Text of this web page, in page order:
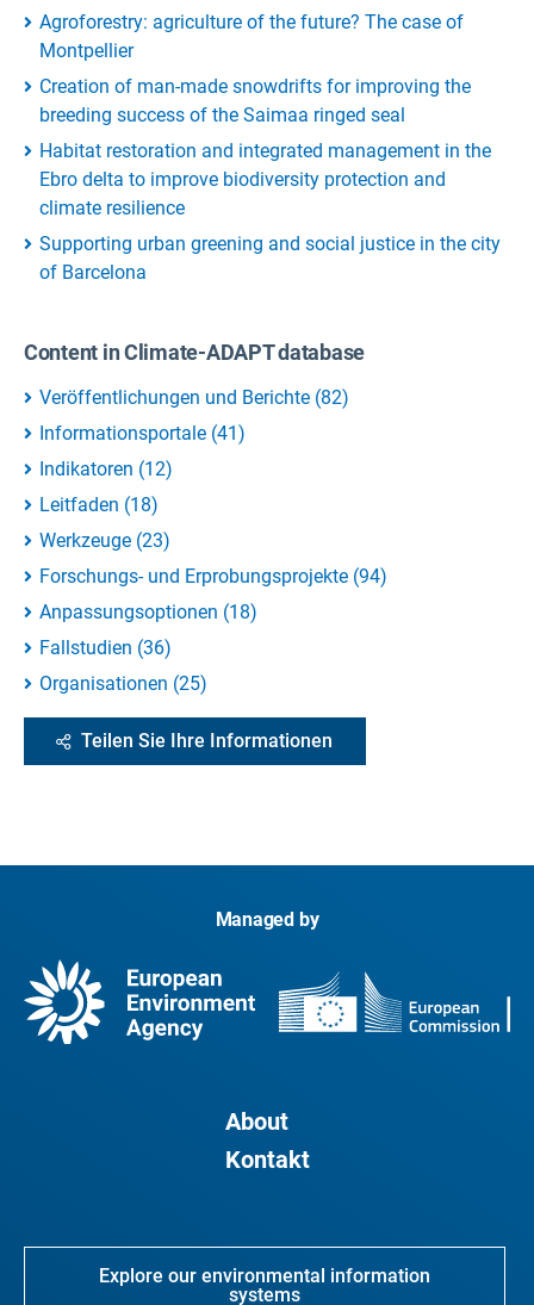
Agroforestry: agriculture of the future? The case of
Montpellier
Creation of man-made snowdrifts for improving the
breeding success of the Saimaa ringed seal
Habitat restoration and integrated management in the
Ebro delta to improve biodiversity protection and
climate resilience
Supporting urban greening and social justice in the city
of Barcelona
Content in Climate-ADAPT database
Veröffentlichungen und Berichte (82)
Informationsportale (41)
Indikatoren (12)
Leitfaden (18)
Werkzeuge (23)
Forschungs- und Erprobungsprojekte (94)
Anpassungsoptionen (18)
Fallstudien (36)
Organisationen (25)
Teilen Sie Ihre Informationen
Managed by
About
Kontakt
Explore our environmental information
systems